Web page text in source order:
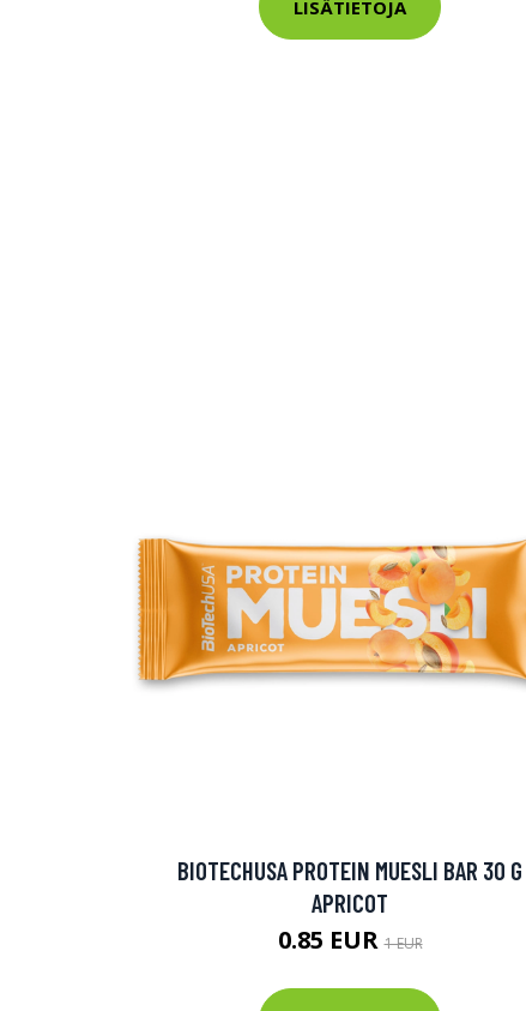
LISÄTIETOJA
BIOTECHUSA PROTEIN MUESLI BAR 30 G
APRICOT
0.85 EUR1 EUR
Sponsoriltamme
Kaikki
KATSO TARJOUS